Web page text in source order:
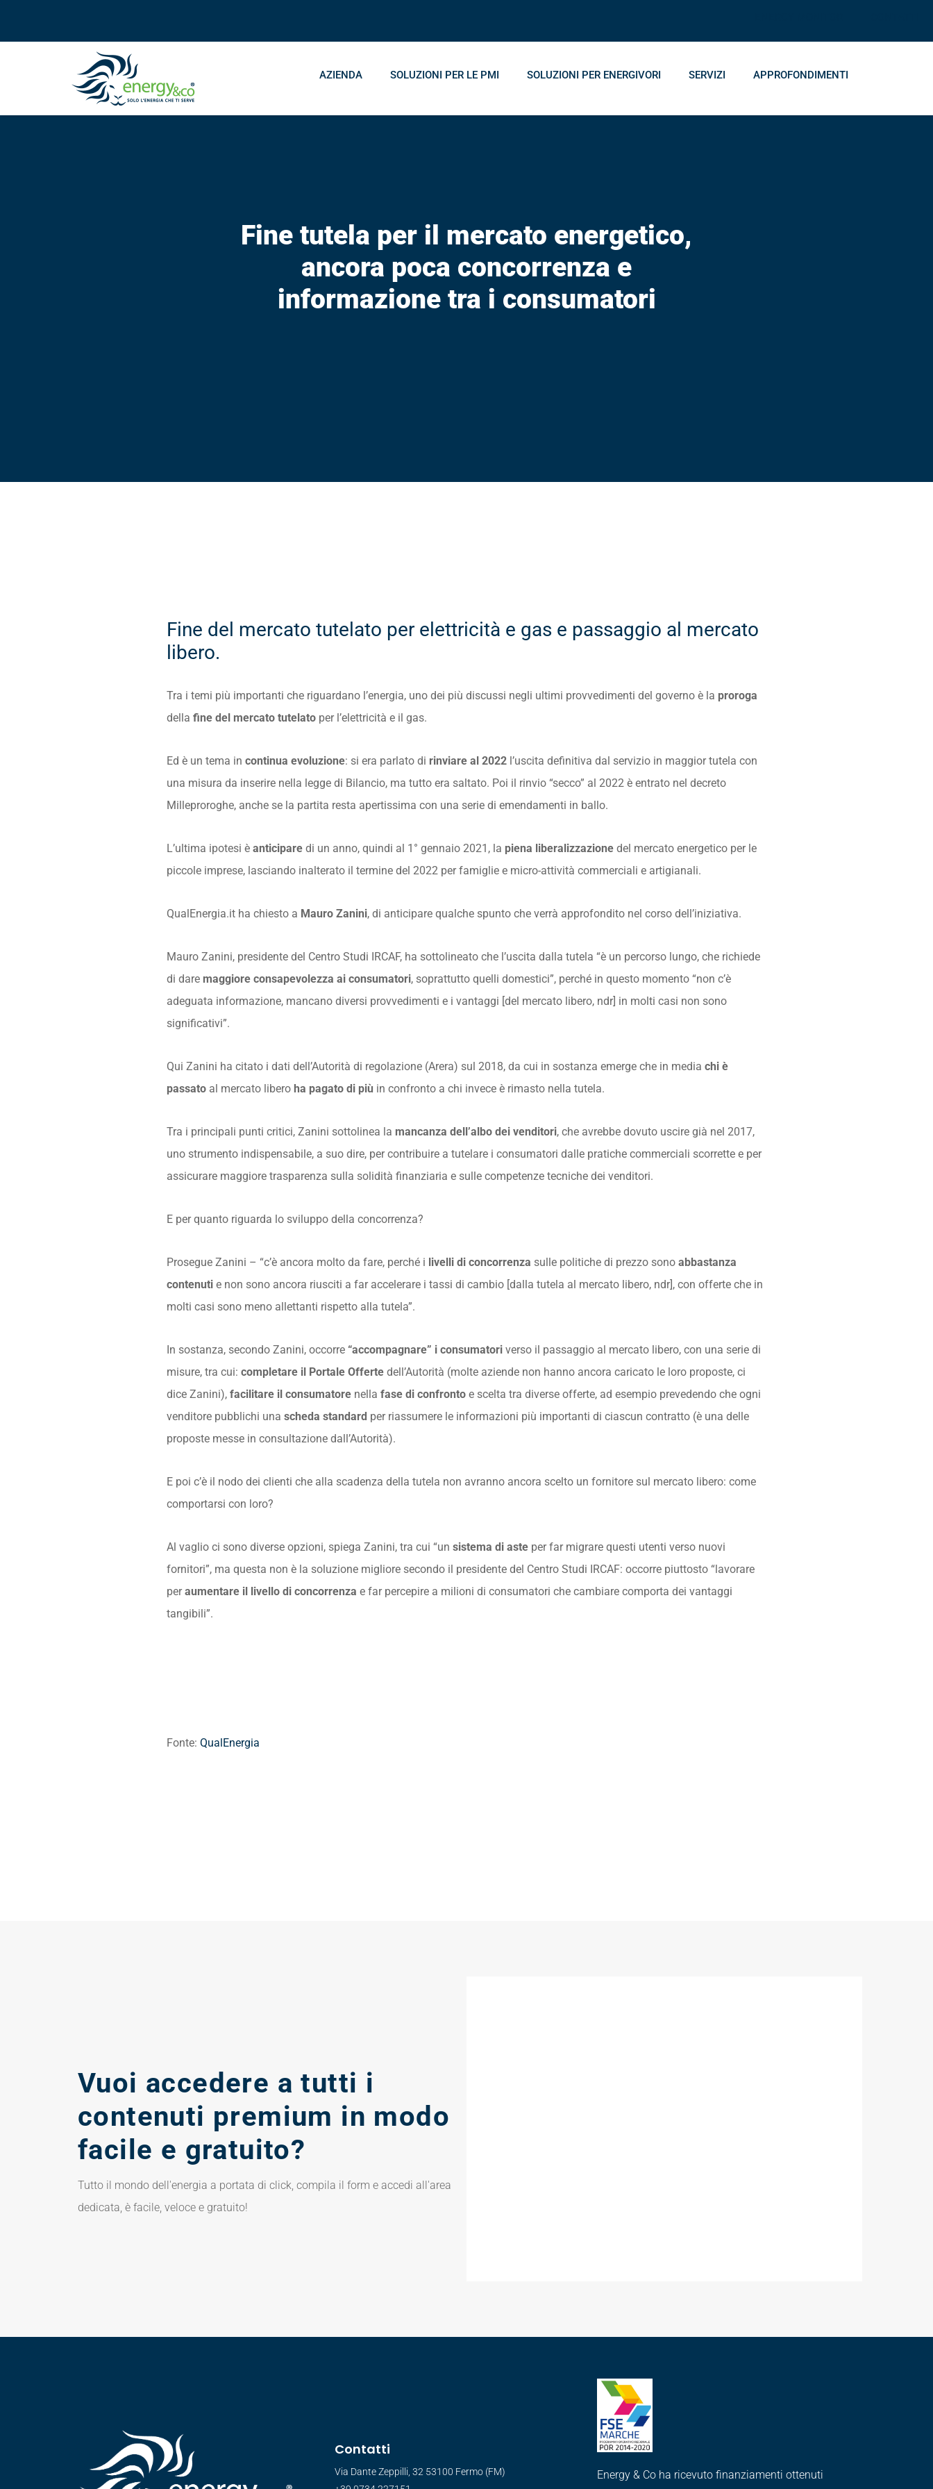
AZIENDA SOLUZIONI PER LE PMI SOLUZIONI PER ENERGIVORI SERVIZI APPROFONDIMENTI
Fine tutela per il mercato energetico,
ancora poca concorrenza e
informazione tra i consumatori
Fine del mercato tutelato per elettricità e gas e passaggio al mercato
libero.
Tra i temi più importanti che riguardano l’energia, uno dei più discussi negli ultimi provvedimenti del governo è la proroga
dellafine del mercato tutelato per l’elettricità e il gas.
Ed è un tema incontinua evoluzione: si era parlato di rinviare al 2022 l’uscita definitiva dal servizio in maggior tutela con
una misura da inserire nella legge di Bilancio, ma tutto era saltato. Poi il rinvio “secco” al 2022 è entrato nel decreto
Milleproroghe, anche se la partita resta apertissima con una serie di emendamenti in ballo.
L’ultima ipotesi èanticipare di un anno, quindi al 1° gennaio 2021, la piena liberalizzazione del mercato energetico per le
piccole imprese, lasciando inalterato il termine del 2022 per famiglie e micro-attività commerciali e artigianali.
QualEnergia.it ha chiesto a Mauro Zanini, di anticipare qualche spunto che verrà approfondito nel corso dell’iniziativa.
Mauro Zanini, presidente del Centro Studi IRCAF, ha sottolineato che l’uscita dalla tutela “è un percorso lungo, che richiede
di dare maggiore consapevolezza ai consumatori, soprattutto quelli domestici”, perché in questo momento “non c’è
adeguata informazione, mancano diversi provvedimenti e i vantaggi [del mercato libero, ndr] in molti casi non sono
significativi”.
Qui Zanini ha citato i dati dell’Autorità di regolazione (Arera) sul 2018, da cui in sostanza emerge che in mediachi è
passato al mercato liberoha pagato di più in confronto a chi invece è rimasto nella tutela.
Tra i principali punti critici, Zanini sottolinea la mancanza dell’albo dei venditori, che avrebbe dovuto uscire già nel 2017,
uno strumento indispensabile, a suo dire, per contribuire a tutelare i consumatori dalle pratiche commerciali scorrette e per
assicurare maggiore trasparenza sulla solidità finanziaria e sulle competenze tecniche dei venditori.
E per quanto riguarda lo sviluppo della concorrenza?
Prosegue Zanini – “c’è ancora molto da fare, perché i livelli di concorrenza sulle politiche di prezzo sonoabbastanza
contenuti e non sono ancora riusciti a far accelerare i tassi di cambio [dalla tutela al mercato libero, ndr], con offerte che in
molti casi sono meno allettanti rispetto alla tutela”.
In sostanza, secondo Zanini, occorre “accompagnare” i consumatori verso il passaggio al mercato libero, con una serie di
misure, tra cui:completare il Portale Offerte dell’Autorità (molte aziende non hanno ancora caricato le loro proposte, ci
dice Zanini),facilitare il consumatore nellafase di confronto e scelta tra diverse offerte, ad esempio prevedendo che ogni
venditore pubblichi unascheda standard per riassumere le informazioni più importanti di ciascun contratto (è una delle
proposte messe in consultazione dall’Autorità).
E poi c’è il nodo dei clienti che alla scadenza della tutela non avranno ancora scelto un fornitore sul mercato libero: come
comportarsi con loro?
Al vaglio ci sono diverse opzioni, spiega Zanini, tra cui “unsistema di aste per far migrare questi utenti verso nuovi
fornitori”, ma questa non è la soluzione migliore secondo il presidente del Centro Studi IRCAF: occorre piuttosto “lavorare
peraumentare il livello di concorrenza e far percepire a milioni di consumatori che cambiare comporta dei vantaggi
tangibili”.
Fonte:QualEnergia
Vuoi accedere a tutti i
contenuti premium in modo
facile e gratuito?
Tutto il mondo dell'energia a portata di click, compila il form e accedi all'area
dedicata, è facile, veloce e gratuito!
Contatti
Via Dante Zeppilli, 32 53100 Fermo (FM)
Energy & Co ha ricevuto finanziamenti ottenuti